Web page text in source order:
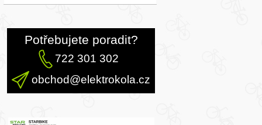
Potřebujete poradit?
722 301 302
obchod@elektrokola.cz